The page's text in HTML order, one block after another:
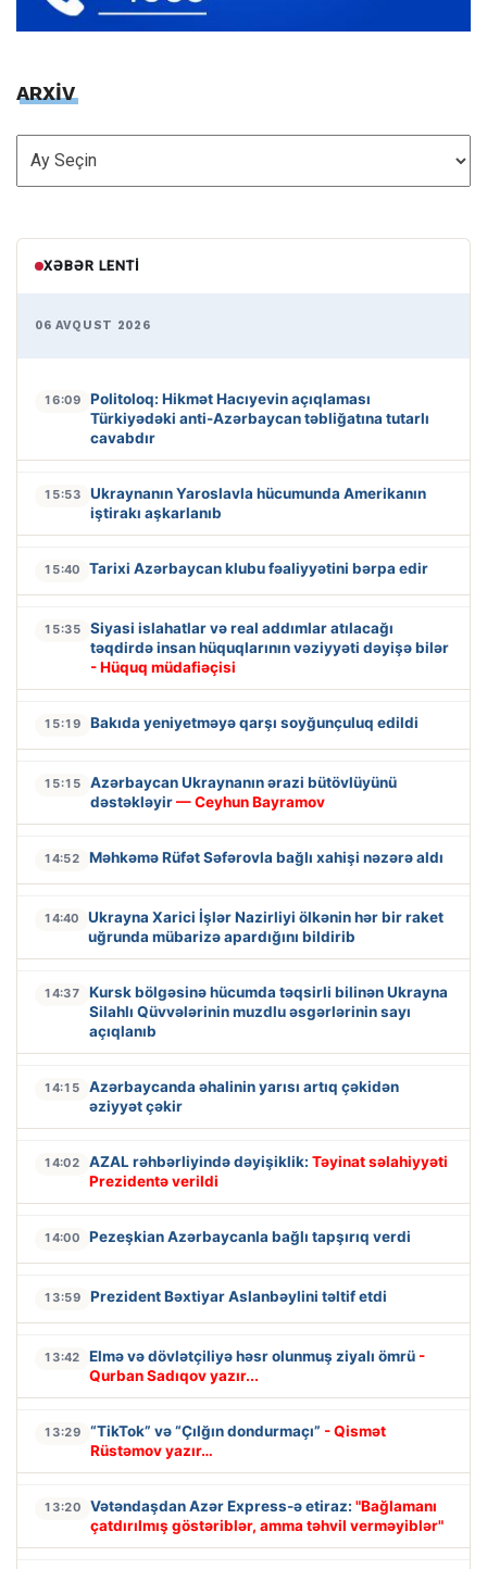
ARXİV
ARXİV
XƏBƏR LENTI
06 AVQUST 2026
16:09
Politoloq: Hikmət Hacıyevin açıqlaması
Türkiyədəki anti-Azərbaycan təbliğatına tutarlı
cavabdır
15:53
Ukraynanın Yaroslavla hücumunda Amerikanın
iştirakı aşkarlanıb
15:40 Tarixi Azərbaycan klubu fəaliyyətini bərpa edir
15:35
Siyasi islahatlar və real addımlar atılacağı
təqdirdə insan hüquqlarının vəziyyəti dəyişə bilər
- Hüquq müdafiəçisi
15:19 Bakıda yeniyetməyə qarşı soyğunçuluq edildi
15:15
Azərbaycan Ukraynanın ərazi bütövlüyünü
dəstəkləyir— Ceyhun Bayramov
14:52 Məhkəmə Rüfət Səfərovla bağlı xahişi nəzərə aldı
14:40
Ukrayna Xarici İşlər Nazirliyi ölkənin hər bir raket
uğrunda mübarizə apardığını bildirib
14:37
Kursk bölgəsinə hücumda təqsirli bilinən Ukrayna
Silahlı Qüvvələrinin muzdlu əsgərlərinin sayı
açıqlanıb
14:15
Azərbaycanda əhalinin yarısı artıq çəkidən
əziyyət çəkir
14:02 AZAL rəhbərliyində dəyişiklik: Təyinat səlahiyyəti
Prezidentə verildi
14:00 Pezeşkian Azərbaycanla bağlı tapşırıq verdi
13:59 Prezident Bəxtiyar Aslanbəylini təltif etdi
13:42 Elmə və dövlətçiliyə həsr olunmuş ziyalı ömrü -
Qurban Sadıqov yazır...
13:29 “TikTok” və “Çılğın dondurmaçı” - Qismət
Rüstəmov yazır…
13:20 Vətəndaşdan Azər Express-ə etiraz: "Bağlamanı
çatdırılmış göstəriblər, amma təhvil verməyiblər"